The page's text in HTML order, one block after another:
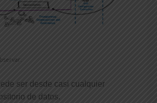
ser desde casi cualquier
de datos.